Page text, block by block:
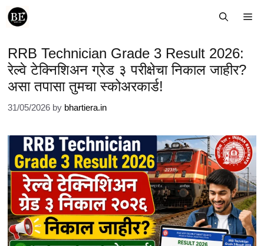
Skip
RRB Technician Grade 3 Result 2026:
रेल्वे टेक्निशिअन ग्रेड ३ परीक्षेचा निकाल जाहीर?
असा तपासा तुमचा स्कोअरकार्ड!
31/05/2026 by bhartiera.in